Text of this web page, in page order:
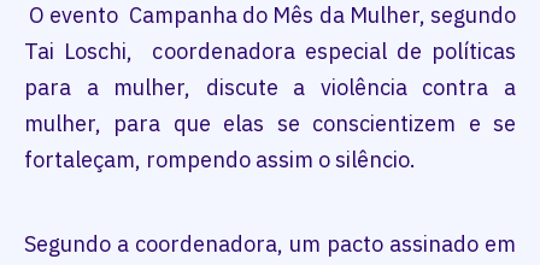
O evento Campanha do Mês da Mulher, segundo
Tai Loschi, coordenadora especial de políticas
para a mulher, discute a violência contra a
mulher, para que elas se conscientizem e se
fortaleçam, rompendo assim o silêncio.
Segundo a coordenadora, um pacto assinado em